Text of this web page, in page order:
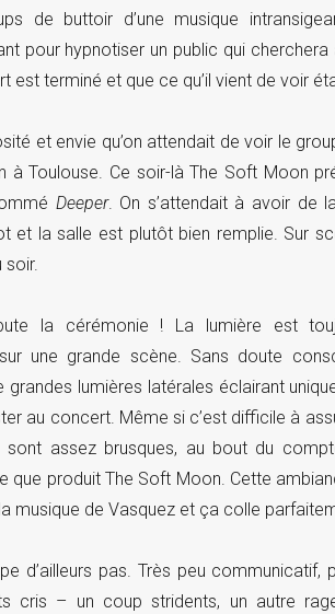
de buttoir d’une musique
pour hypnotiser un public qui
terminé et que ce qu’il vient de voir
et envie qu’on attendait de voir le
à Toulouse. Ce soir-là The Soft Moon
Deeper. On s’attendait à avoir de
et la salle est plutôt bien remplie. Sur
la cérémonie ! La lumière est
une grande scène. Sans doute
lumières latérales éclairant
au concert. Même si c’est difficile à
sont assez brusques, au bout du
que produit The Soft Moon. Cette
musique de Vasquez et ça colle
d’ailleurs pas. Très peu
cris – un coup stridents, un autre